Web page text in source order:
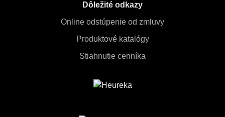
Dôležité odkazy
Online odstúpenie od zmluvy
Produktové katalógy
Stiahnutie cenníka